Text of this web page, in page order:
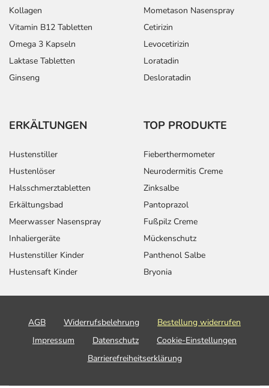
Kollagen
Vitamin B12 Tabletten
Omega 3 Kapseln
Laktase Tabletten
Ginseng
Mometason Nasenspray
Cetirizin
Levocetirizin
Loratadin
Desloratadin
ERKÄLTUNGEN
Hustenstiller
Hustenlöser
Halsschmerztabletten
Erkältungsbad
Meerwasser Nasenspray
Inhaliergeräte
Hustenstiller Kinder
Hustensaft Kinder
TOP PRODUKTE
Fieberthermometer
Neurodermitis Creme
Zinksalbe
Pantoprazol
Fußpilz Creme
Mückenschutz
Panthenol Salbe
Bryonia
AGB Widerrufsbelehrung
Bestellung widerrufen
Impressum
Datenschutz
Cookie-Einstellungen
Barrierefreiheitserklärung